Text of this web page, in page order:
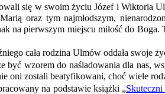
się w swoim życiu Józef i Wiktoria
oraz tym najmłodszym,
na pierwszym miejscu miłość do
cała rodzina Ulmów oddała swoje
być wzorem do naśladowania dla nas,
oni zostali beatyfikowani, choć wiele
na podstawie książki „